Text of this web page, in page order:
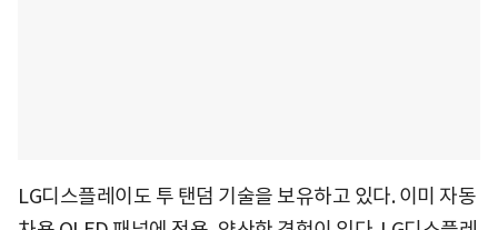
LG디스플레이도 투 탠덤 기술을 보유하고 있다. 이미 자동